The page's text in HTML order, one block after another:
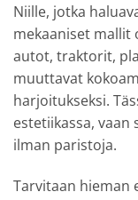
Niille, jotka
mekaaniset mallit
autot, traktorit,
muuttavat
harjoitukseksi.
estetiikassa,
ilman paristoja.
Tarvitaan hieman